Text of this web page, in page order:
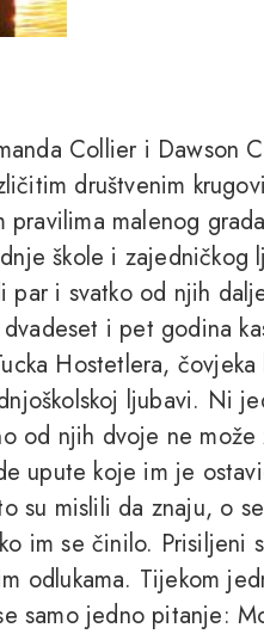
Collier i Dawson
društvenim
malenog
škole i zajedničkog
i svatko od njih
i pet godina
Hostetlera,
ljubavi. Ni
od njih dvoje ne
upute koje im je
su mislili da znaju, o
im se činilo. Prisiljeni
odlukama. Tijekom
samo jedno pitanje: